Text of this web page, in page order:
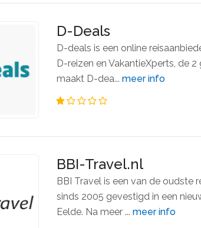
D-Deals
D-deals is een online
D-reizen en VakantieXperts, de
maakt D-dea... meer info
BBI-Travel.nl
BBI Travel is een van de oudste
sinds 2005 gevestigd in een
Eelde. Na meer ... meer info